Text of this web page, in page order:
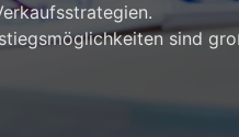
sind